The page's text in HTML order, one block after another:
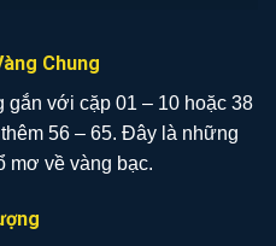
Chung
với cặp 01 – 10 hoặc 38
56 – 65. Đây là những
mơ về vàng bạc.